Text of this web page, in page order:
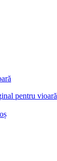
pentru vioară